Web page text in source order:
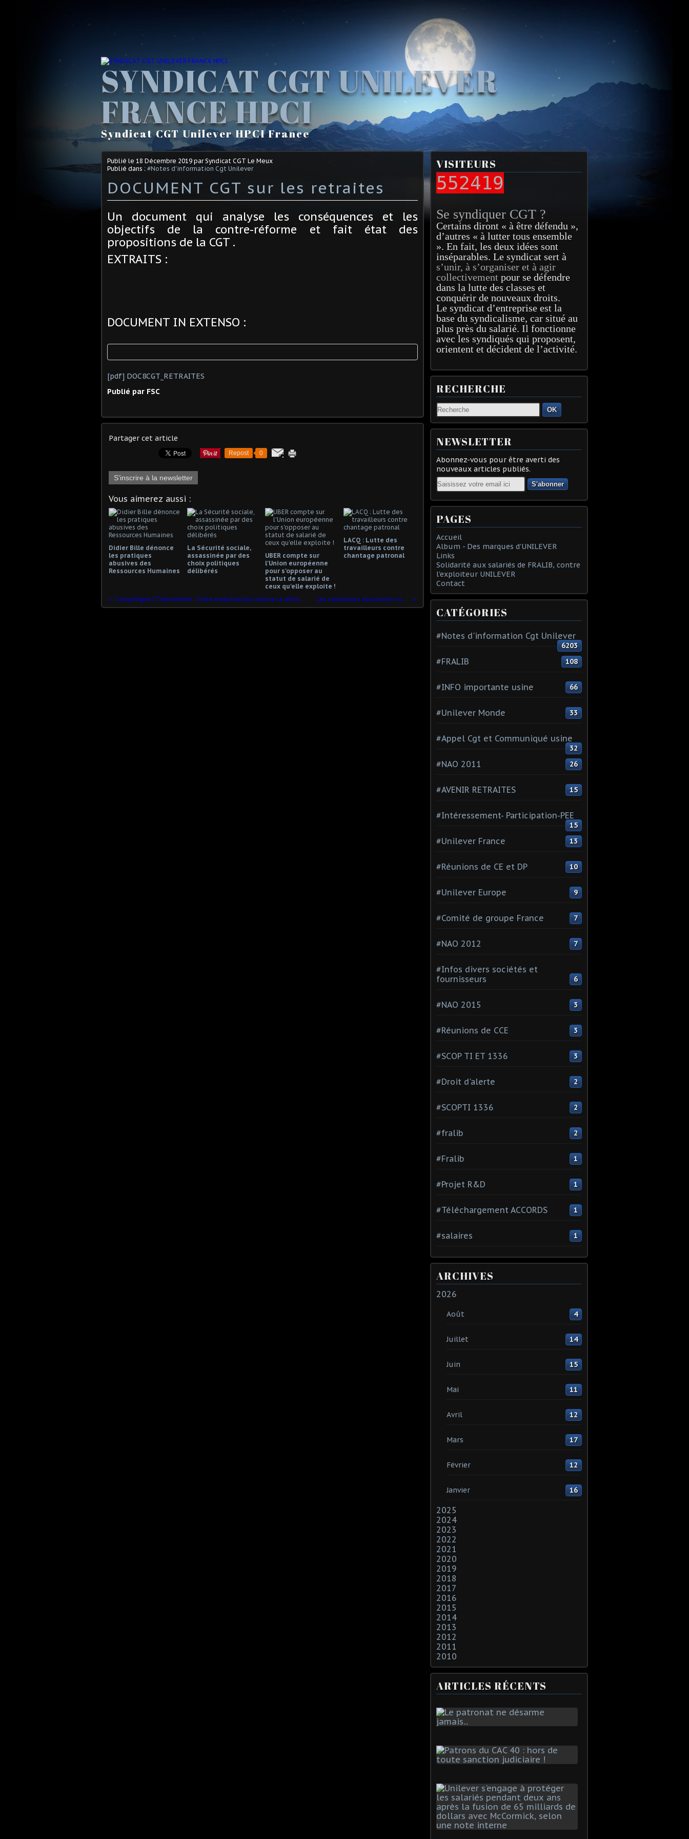
SYNDICAT CGT UNILEVER
FRANCE HPCI
Syndicat CGT Unilever HPCI France
Publié le 18 Décembre 2019 par Syndicat CGT Le Meux
Publié dans : #Notes d'information Cgt Unilever
DOCUMENT CGT sur les retraites
Un document qui analyse les conséquences et les
objectifs de la contre-réforme et fait état des
propositions de la CGT .
EXTRAITS :
DOCUMENT IN EXTENSO :
[pdf] DOC8CGT_RETRAITES
Publié par FSC
Partager cet article
Repost 0
S'inscrire à la newsletter
Vous aimerez aussi :
Didier Bille dénonce
les pratiques
abusives des
Ressources Humaines
La Sécurité sociale,
assassinée par des
choix politiques
délibérés
UBER compte sur
l'Union européenne
pour s'opposer au
statut de salarié de
ceux qu'elle exploite !
LACQ : Lutte des
travailleurs contre
chantage patronal
Compiègne 17 décembre : forte mobilisation contre la réforme des retraites. Les casseroles du pouvoir macronien !
VISITEURS
552419
Se syndiquer CGT ?
Certains diront « à être défendu »,
d’autres « à lutter tous ensemble
». En fait, les deux idées sont
inséparables. Le syndicat sert à
s’unir, à s’organiser et à agir
collectivement pour se défendre
dans la lutte des classes et
conquérir de nouveaux droits.
Le syndicat d’entreprise est la
base du syndicalisme, car situé au
plus près du salarié. Il fonctionne
avec les syndiqués qui proposent,
orientent et décident de l’activité.
RECHERCHE
OK
NEWSLETTER
Abonnez-vous pour être averti des
nouveaux articles publiés.
Email
PAGES
Accueil
Album - Des marques d'UNILEVER
Links
Solidarité aux salariés de FRALIB, contre
l'exploiteur UNILEVER
Contact
CATÉGORIES
#Notes d'information Cgt Unilever
6203
#FRALIB 108
#INFO importante usine 66
#Unilever Monde 33
#Appel Cgt et Communiqué usine
32
#NAO 2011 26
#AVENIR RETRAITES 15
#Intéressement- Participation-PEE
15
#Unilever France 13
#Réunions de CE et DP 10
#Unilever Europe 9
#Comité de groupe France 7
#NAO 2012 7
#Infos divers sociétés et
fournisseurs
6
#NAO 2015 3
#Réunions de CCE 3
#SCOP TI ET 1336 3
#Droit d'alerte 2
#SCOPTI 1336 2
#fralib 2
#Fralib 1
#Projet R&D 1
#Téléchargement ACCORDS 1
#salaires 1
ARCHIVES
2026
Août 4
Juillet 14
Juin 15
Mai 11
Avril 12
Mars 17
Février 12
Janvier 16
2025
2024
2023
2022
2021
2020
2019
2018
2017
2016
2015
2014
2013
2012
2011
2010
ARTICLES RÉCENTS